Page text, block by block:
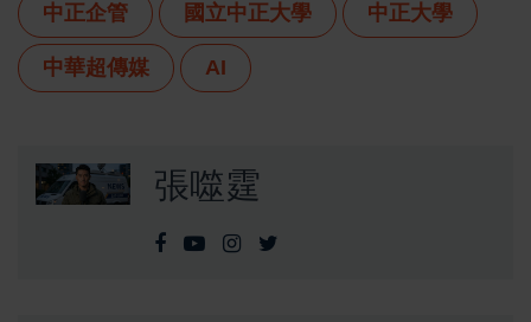
中正企管 國立中正大學 中正大學
中華超傳媒 AI
張噬霆